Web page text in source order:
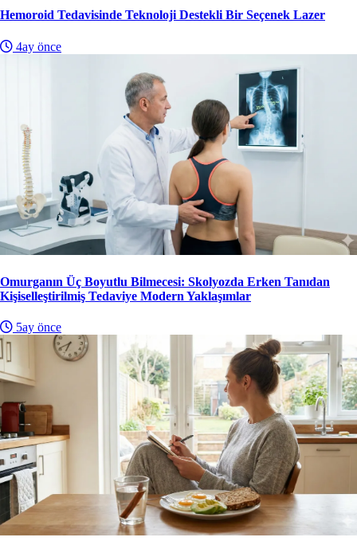
Hemoroid Tedavisinde Teknoloji Destekli Bir Seçenek Lazer
4ay önce
Omurganın Üç Boyutlu Bilmecesi: Skolyozda Erken Tanıdan
Kişiselleştirilmiş Tedaviye Modern Yaklaşımlar
5ay önce